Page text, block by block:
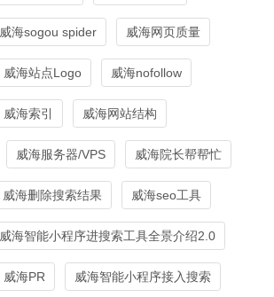
威海sogou spider 威海网页质量
威海站点Logo 威海nofollow
威海索引 威海网站结构
威海服务器/VPS 威海院长帮帮忙
威海删除搜索结果 威海seo工具
威海智能小程序进搜索工具全景介绍2.0
威海PR 威海智能小程序接入搜索